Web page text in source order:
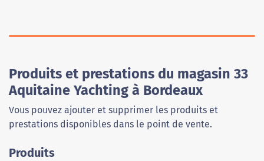
Produits et prestations du magasin 33
Aquitaine Yachting à Bordeaux
Vous pouvez ajouter et supprimer les produits et
prestations disponibles dans le point de vente.
Produits